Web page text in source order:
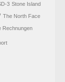
3 Stone Island
The North Face
Rechnungen